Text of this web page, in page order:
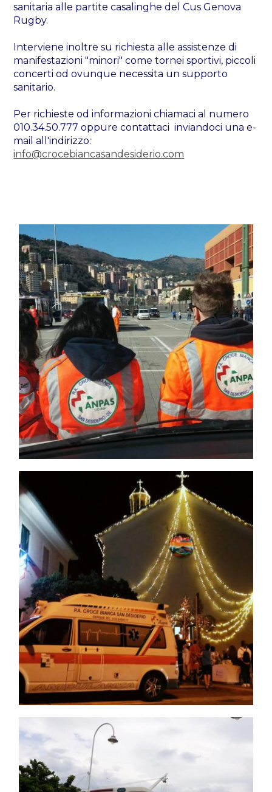
sanitaria alle partite casalinghe del Cus Genova
Rugby.
Interviene inoltre su richiesta alle assistenze di
manifestazioni "minori" come tornei sportivi, piccoli
concerti od ovunque necessita un supporto
sanitario.
Per richieste od informazioni chiamaci al numero
010.34.50.777 oppure contattaci inviandoci una e-
mail all'indirizzo:
info@crocebiancasandesiderio.com